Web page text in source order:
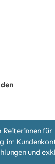
Reiterinnen
im
und